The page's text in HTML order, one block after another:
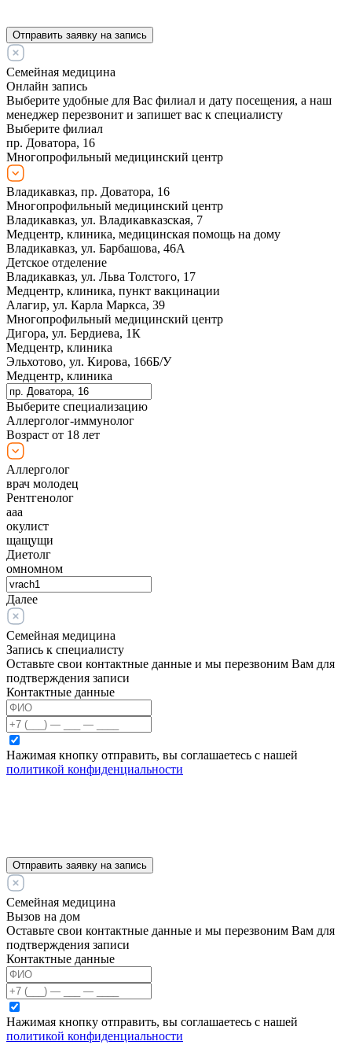
Отправить заявку на запись
Семейная медицина
Онлайн запись
Выберите удобные для Вас филиал и дату посещения, а наш
менеджер перезвонит и запишет вас к специалисту
Выберите филиал
пр. Доватора, 16
Многопрофильный медицинский центр
Владикавказ, пр. Доватора, 16
Многопрофильный медицинский центр
Владикавказ, ул. Владикавказская, 7
Медцентр, клиника, медицинская помощь на дому
Владикавказ, ул. Барбашова, 46А
Детское отделение
Владикавказ, ул. Льва Толстого, 17
Медцентр, клиника, пункт вакцинации
Алагир, ул. Карла Маркса, 39
Многопрофильный медицинский центр
Дигора, ул. Бердиева, 1К
Медцентр, клиника
Эльхотово, ул. Кирова, 166Б/У
Медцентр, клиника
Выберите специализацию
Аллерголог-иммунолог
Возраст от 18 лет
Аллерголог
врач молодец
Рентгенолог
ааа
окулист
щащущи
Диетолг
омномном
Далее
Семейная медицина
Запись к специалисту
Оставьте свои контактные данные и мы перезвоним Вам для
подтверждения записи
Контактные данные
Нажимая кнопку отправить, вы соглашаетесь с нашей
политикой конфиденциальности
Отправить заявку на запись
Семейная медицина
Вызов на дом
Оставьте свои контактные данные и мы перезвоним Вам для
подтверждения записи
Контактные данные
Нажимая кнопку отправить, вы соглашаетесь с нашей
политикой конфиденциальности